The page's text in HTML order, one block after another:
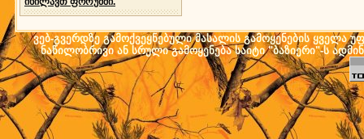
ვებ-გვერდზე გამოქვეყნებული მასალის გამოყენების ყველა
ნაწილობრივი ან სრული გამოყენება საიტი "ბაზიერი"-ს